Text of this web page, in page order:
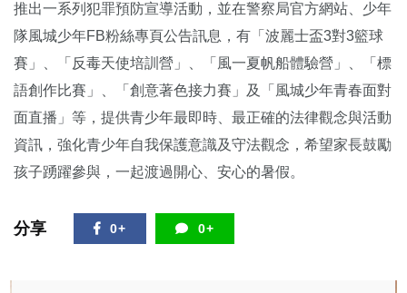
推出一系列犯罪預防宣導活動，並在警察局官方網站、少年
隊風城少年FB粉絲專頁公告訊息，有「波麗士盃3對3籃球
賽」、「反毒天使培訓營」、「風一夏帆船體驗營」、「標
語創作比賽」、「創意著色接力賽」及「風城少年青春面對
面直播」等，提供青少年最即時、最正確的法律觀念與活動
資訊，強化青少年自我保護意識及守法觀念，希望家長鼓勵
孩子踴躍參與，一起渡過開心、安心的暑假。
分享 0+ 0+